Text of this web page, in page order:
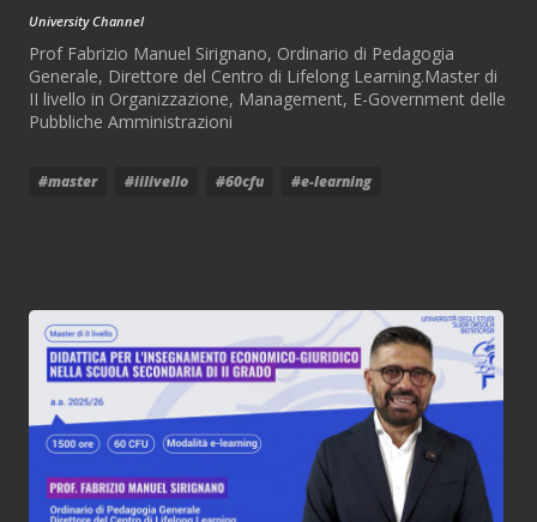
University Channel
Prof Fabrizio Manuel Sirignano, Ordinario di Pedagogia
Generale, Direttore del Centro di Lifelong Learning.Master di
II livello in Organizzazione, Management, E-Government delle
Pubbliche Amministrazioni
#master #iilivello #60cfu #e-learning